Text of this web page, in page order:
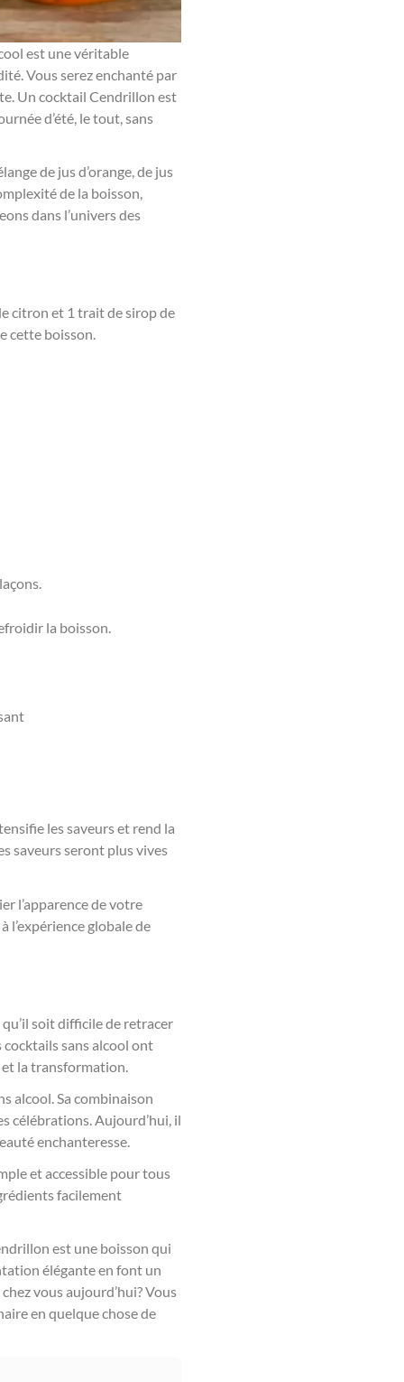
est une véritable
Vous serez enchanté par
Un cocktail Cendrillon est
d’été, le tout, sans
de jus d’orange, de jus
de la boisson,
dans l’univers des
citron et 1 trait de sirop de
cette boisson.
la boisson.
les saveurs et rend la
saveurs seront plus vives
l’apparence de votre
l’expérience globale de
soit difficile de retracer
cocktails sans alcool ont
et la transformation.
alcool. Sa combinaison
célébrations. Aujourd’hui, il
enchanteresse.
et accessible pour tous
facilement
est une boisson qui
élégante en font un
vous aujourd’hui? Vous
en quelque chose de